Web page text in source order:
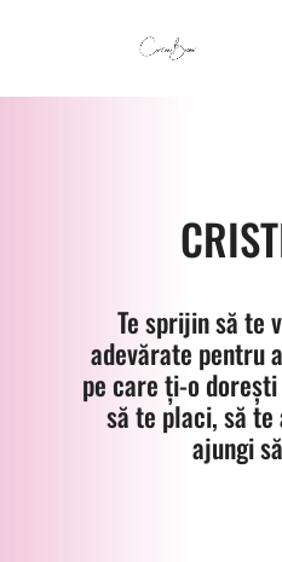
Te sprijin să te
adevărate pentru
pe care ți-o
să te placi, să
ajungi